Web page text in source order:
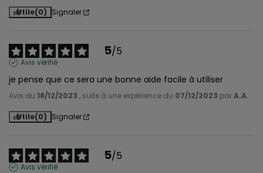
Utile(0) Signaler
5/5
Avis vérifié
je pense que ce sera une bonne aide facile à utiliser
Avis du 18/12/2023 , suite à une expérience du 07/12/2023 parA.A.
Utile(0) Signaler
5/5
Avis vérifié